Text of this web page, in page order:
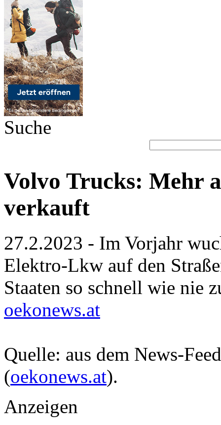
Suche
Volvo Trucks: Mehr
verkauft
27.2.2023 - Im Vorjahr
Elektro-Lkw auf den
Staaten so schnell wie nie
oekonews.at
Quelle: aus dem News-
(oekonews.at).
Anzeigen